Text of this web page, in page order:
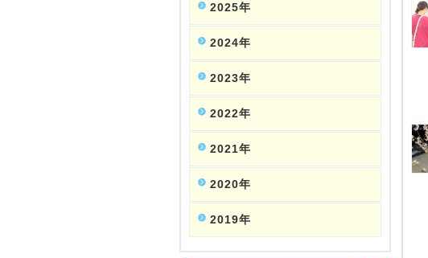
2025年
2024年
2023年
2022年
2021年
2020年
2019年